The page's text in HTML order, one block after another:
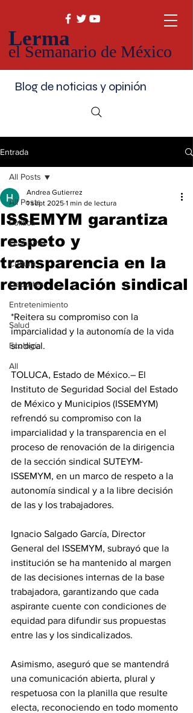
Lerma
el Semanario de México
Blog de noticias y opinión
Entrada
All Posts
Política
Economía
Cultura
Deportes
Entretenimiento
Salud
Ecología
All
All Posts
ISSEMYM garantiza
respeto y
transparencia en la
remodelación sindical
Andrea Gutierrez
1 sept 2025 1 min de lectura
*Reitera su compromiso con la
imparcialidad y la autonomía de la vida
sindical.
TOLUCA, Estado de México.– El
Instituto de Seguridad Social del Estado
de México y Municipios (ISSEMYM)
refrendó su compromiso con la
imparcialidad y la transparencia en el
proceso de renovación de la dirigencia
de la sección sindical SUTEYM-
ISSEMYM, en un marco de respeto a la
autonomía sindical y a la libre decisión
de las y los trabajadores.
Ignacio Salgado García, Director
General del ISSEMYM, subrayó que la
institución se ha mantenido al margen
de las decisiones internas de la base
trabajadora, garantizando que cada
aspirante cuente con condiciones de
equidad para difundir sus propuestas
entre las y los sindicalizados.
Asimismo, aseguró que se mantendrá
una comunicación abierta, plural y
respetuosa con la planilla que resulte
electa, reconociendo en todo momento